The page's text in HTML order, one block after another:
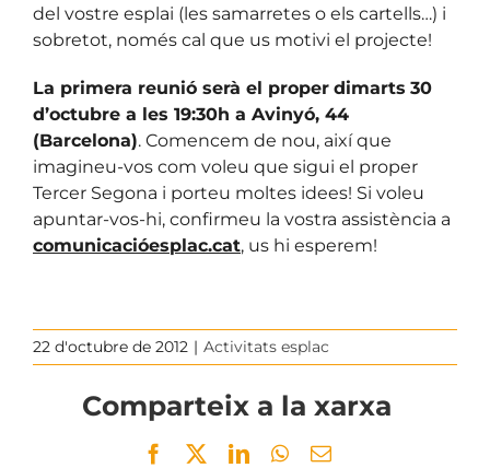
del vostre esplai (les samarretes o els cartells…) i
sobretot, només cal que us motivi el projecte!
La primera reunió serà el proper dimarts 30
d’octubre a les 19:30h a Avinyó, 44
(Barcelona). Comencem de nou, així que
imagineu-vos com voleu que sigui el proper
Tercer Segona i porteu moltes idees! Si voleu
apuntar-vos-hi, confirmeu la vostra assistència a
comunicacióesplac.cat, us hi esperem!
22 d'octubre de 2012 | Activitats esplac
Comparteix a la xarxa
Facebook
TwitterLinkedInWhatsApp
Email